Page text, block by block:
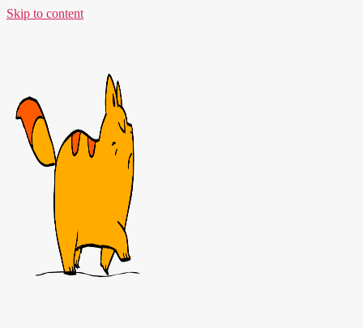
Skip to content